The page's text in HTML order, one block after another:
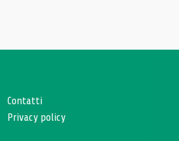
Contatti
Privacy policy